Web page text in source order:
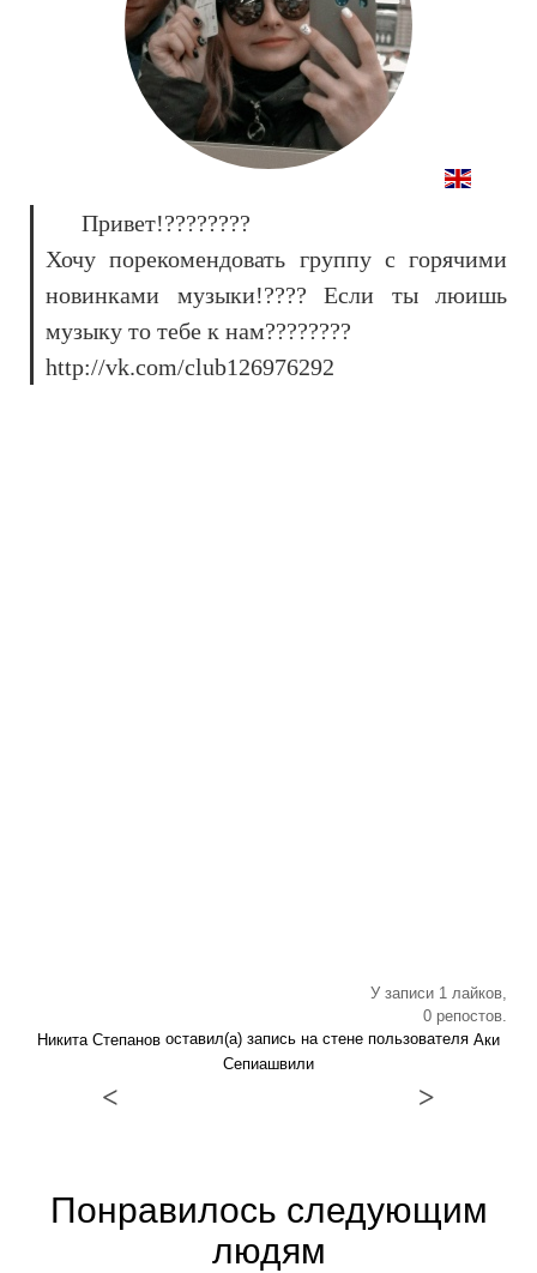
Привет!????????
Хочу порекомендовать группу с горячими
новинками музыки!???? Если ты люишь
музыку то тебе к нам????????
http://vk.com/club126976292
У записи 1 лайков,
0 репостов.
Никита Степанов оставил(а) запись на стене пользователя Аки
Сепиашвили
< >
Понравилось следующим
людям